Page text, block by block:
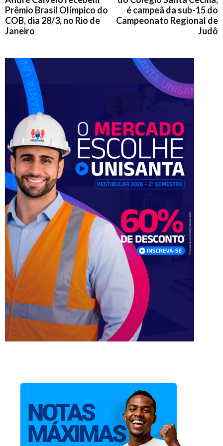
Prêmio Brasil Olímpico do
COB, dia 28/3, no Rio de
Janeiro
é campeã da sub-15 do
Campeonato Regional de
Judô